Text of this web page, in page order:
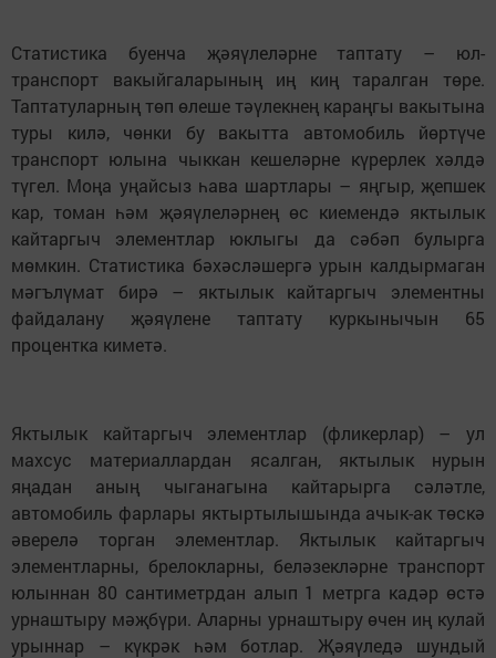
Статистика буенча җәяүлеләрне таптату – юл-
транспорт вакыйгаларының иң киң таралган төре.
Таптатуларның төп өлеше тәүлекнең караңгы вакытына
туры килә, чөнки бу вакытта автомобиль йөртүче
транспорт юлына чыккан кешеләрне күрерлек хәлдә
түгел. Моңа уңайсыз һава шартлары – яңгыр, җепшек
кар, томан һәм җәяүлеләрнең өс киемендә яктылык
кайтаргыч элементлар юклыгы да сәбәп булырга
мөмкин. Статистика бәхәсләшергә урын калдырмаган
мәгълүмат бирә – яктылык кайтаргыч элементны
файдалану җәяүлене таптату куркынычын 65
процентка киметә.
Яктылык кайтаргыч элементлар (фликерлар) – ул
махсус материаллардан ясалган, яктылык нурын
яңадан аның чыганагына кайтарырга сәләтле,
автомобиль фарлары яктыртылышында ачык-ак төскә
әверелә торган элементлар. Яктылык кайтаргыч
элементларны, брелокларны, беләзекләрне транспорт
юлыннан 80 сантиметрдан алып 1 метрга кадәр өстә
урнаштыру мәҗбүри. Аларны урнаштыру өчен иң кулай
урыннар – күкрәк һәм ботлар. Җәяүледә шундый